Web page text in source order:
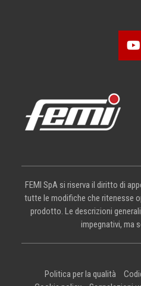
FEMI SpA si riserva il diritto di
tutte le modifiche che ritenesse
prodotto. Le descrizioni
impegnativi, ma
Politica per la qualità